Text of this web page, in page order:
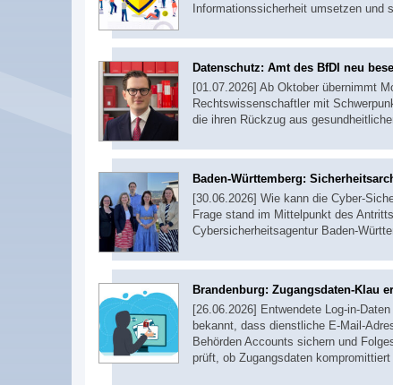
Informationssicherheit umsetzen und
Datenschutz: Amt des BfDI neu
[01.07.2026] Ab Oktober übernimmt
Rechtswissenschaftler mit
die ihren Rückzug aus
Baden-Württemberg:
[30.06.2026] Wie kann die Cyber-
Frage stand im Mittelpunkt des
Cybersicherheitsagentur Baden-
Brandenburg: Zugangsdaten-Klau
[26.06.2026] Entwendete Log-in-
bekannt, dass dienstliche E-Mail-
Behörden Accounts sichern und
prüft, ob Zugangsdaten kompromittiert